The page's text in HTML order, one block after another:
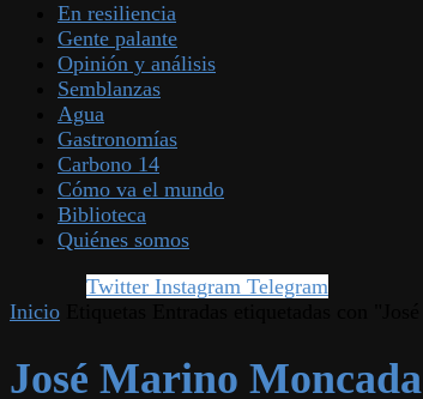
En resiliencia
Gente palante
Opinión y análisis
Semblanzas
Agua
Gastronomías
Carbono 14
Cómo va el mundo
Biblioteca
Quiénes somos
Twitter Instagram Telegram
Inicio
José Marino Moncada